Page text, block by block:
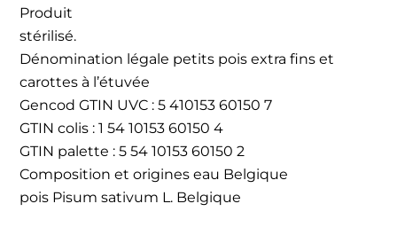
Produit
stérilisé.
Dénomination légale petits pois extra fins et
carottes à l’étuvée
Gencod GTIN UVC : 5 410153 60150 7
GTIN colis : 1 54 10153 60150 4
GTIN palette : 5 54 10153 60150 2
Composition et origines eau Belgique
pois Pisum sativum L. Belgique